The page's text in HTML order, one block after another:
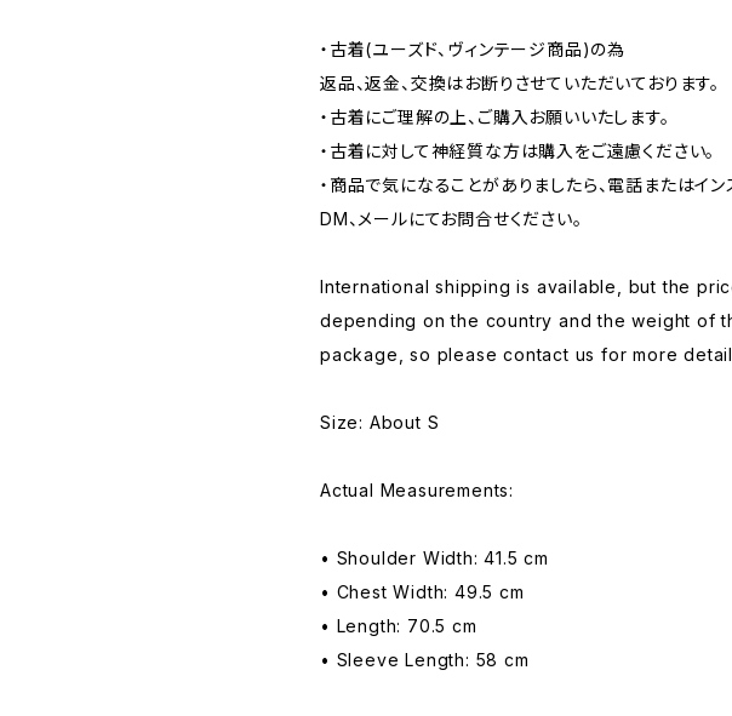
・古着(ユーズド、ヴィンテージ商品)の為
返品、返金、交換はお断りさせていただいております。
・古着にご理解の上、ご購入お願いいたします。
・古着に対して神経質な方は購入をご遠慮ください。
・商品で気になることがありましたら、電話またはイン
DM、メールにてお問合せください。
International shipping is available, but the
depending on the country and the weight of
package, so please contact us for more
Size: About S
Actual Measurements:
• Shoulder Width: 41.5 cm
• Chest Width: 49.5 cm
• Length: 70.5 cm
• Sleeve Length: 58 cm